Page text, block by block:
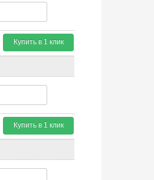
Купить в 1 клик
Купить в 1 клик